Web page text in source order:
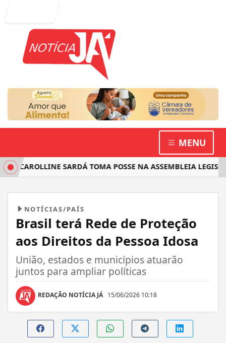
MENU
CAROLLINE SARDÁ TOMA POSSE NA ASSEMBLEIA
NOTÍCIAS/PAÍS
Brasil terá Rede de Proteção
aos Direitos da Pessoa Idosa
União, estados e municípios atuarão
juntos para ampliar políticas
REDAÇÃO NOTÍCIA JÁ 15/06/2026 10:18